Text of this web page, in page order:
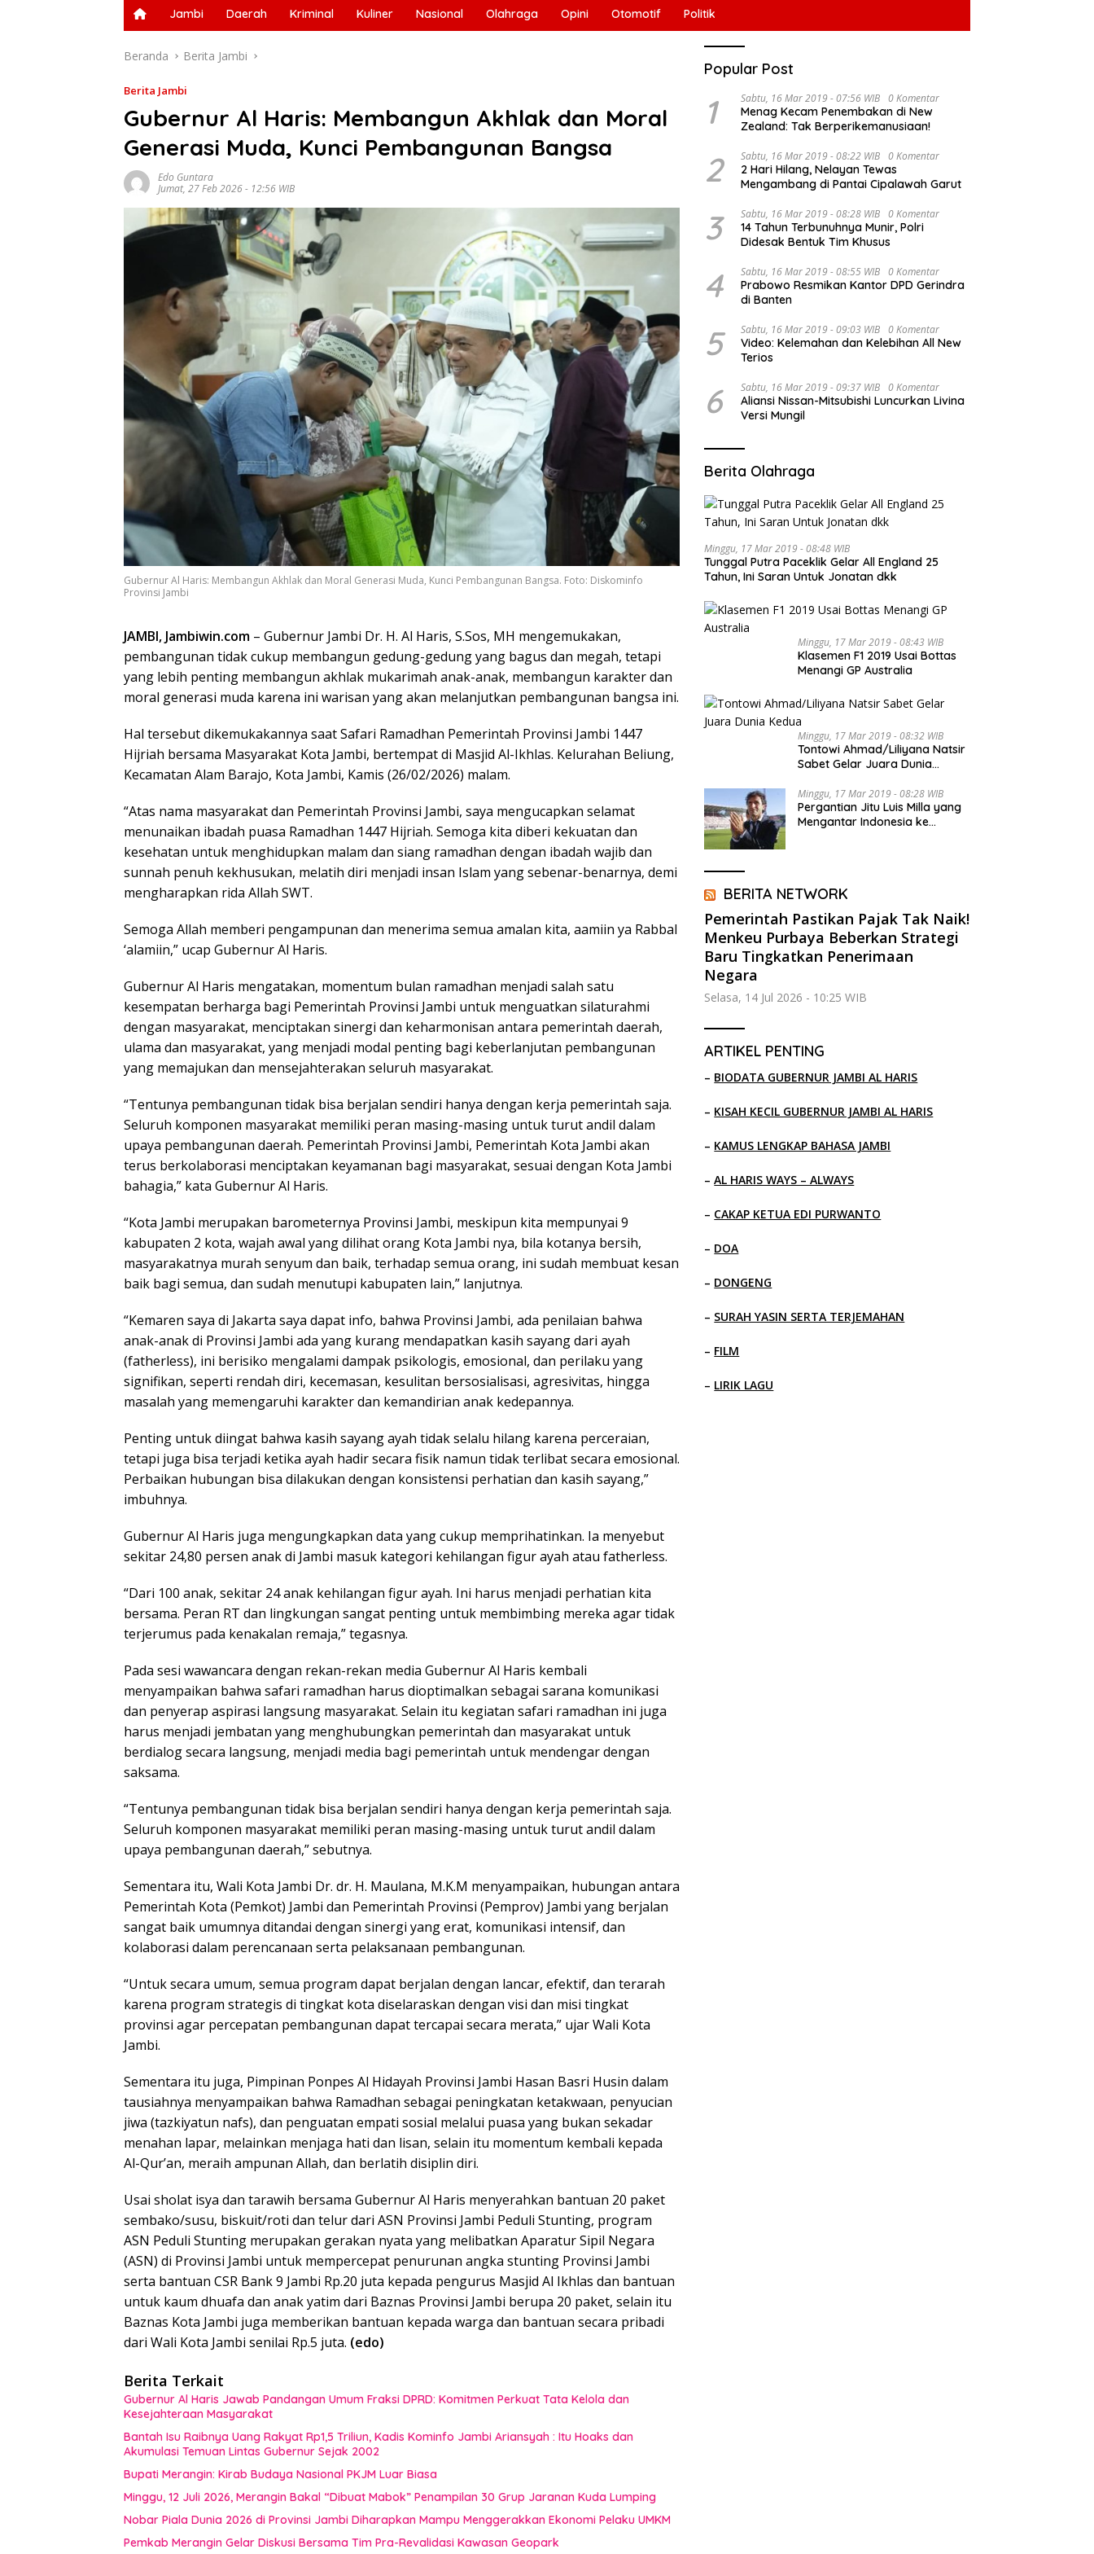
Jambi Daerah Kriminal Kuliner Nasional Olahraga Opini Otomotif Politik
Beranda Berita Jambi
Berita Jambi
Gubernur Al Haris: Membangun Akhlak dan Moral
Generasi Muda, Kunci Pembangunan Bangsa
Edo Guntara
Jumat, 27 Feb 2026 - 12:56 WIB
Gubernur Al Haris: Membangun Akhlak dan Moral Generasi Muda, Kunci Pembangunan Bangsa. Foto: Diskominfo
Provinsi Jambi
JAMBI, Jambiwin.com – Gubernur Jambi Dr. H. Al Haris, S.Sos, MH mengemukakan,
pembangunan tidak cukup membangun gedung-gedung yang bagus dan megah, tetapi
yang lebih penting membangun akhlak mukarimah anak-anak, membangun karakter dan
moral generasi muda karena ini warisan yang akan melanjutkan pembangunan bangsa ini.
Hal tersebut dikemukakannya saat Safari Ramadhan Pemerintah Provinsi Jambi 1447
Hijriah bersama Masyarakat Kota Jambi, bertempat di Masjid Al-Ikhlas. Kelurahan Beliung,
Kecamatan Alam Barajo, Kota Jambi, Kamis (26/02/2026) malam.
“Atas nama masyarakat dan Pemerintah Provinsi Jambi, saya mengucapkan selamat
menunaikan ibadah puasa Ramadhan 1447 Hijriah. Semoga kita diberi kekuatan dan
kesehatan untuk menghidupkan malam dan siang ramadhan dengan ibadah wajib dan
sunnah penuh kekhusukan, melatih diri menjadi insan Islam yang sebenar-benarnya, demi
mengharapkan rida Allah SWT.
Semoga Allah memberi pengampunan dan menerima semua amalan kita, aamiin ya Rabbal
‘alamiin,” ucap Gubernur Al Haris.
Gubernur Al Haris mengatakan, momentum bulan ramadhan menjadi salah satu
kesempatan berharga bagi Pemerintah Provinsi Jambi untuk menguatkan silaturahmi
dengan masyarakat, menciptakan sinergi dan keharmonisan antara pemerintah daerah,
ulama dan masyarakat, yang menjadi modal penting bagi keberlanjutan pembangunan
yang memajukan dan mensejahterakan seluruh masyarakat.
“Tentunya pembangunan tidak bisa berjalan sendiri hanya dengan kerja pemerintah saja.
Seluruh komponen masyarakat memiliki peran masing-masing untuk turut andil dalam
upaya pembangunan daerah. Pemerintah Provinsi Jambi, Pemerintah Kota Jambi akan
terus berkolaborasi menciptakan keyamanan bagi masyarakat, sesuai dengan Kota Jambi
bahagia,” kata Gubernur Al Haris.
“Kota Jambi merupakan barometernya Provinsi Jambi, meskipun kita mempunyai 9
kabupaten 2 kota, wajah awal yang dilihat orang Kota Jambi nya, bila kotanya bersih,
masyarakatnya murah senyum dan baik, terhadap semua orang, ini sudah membuat kesan
baik bagi semua, dan sudah menutupi kabupaten lain,” lanjutnya.
“Kemaren saya di Jakarta saya dapat info, bahwa Provinsi Jambi, ada penilaian bahwa
anak-anak di Provinsi Jambi ada yang kurang mendapatkan kasih sayang dari ayah
(fatherless), ini berisiko mengalami dampak psikologis, emosional, dan perilaku yang
signifikan, seperti rendah diri, kecemasan, kesulitan bersosialisasi, agresivitas, hingga
masalah yang memengaruhi karakter dan kemandirian anak kedepannya.
Penting untuk diingat bahwa kasih sayang ayah tidak selalu hilang karena perceraian,
tetapi juga bisa terjadi ketika ayah hadir secara fisik namun tidak terlibat secara emosional.
Perbaikan hubungan bisa dilakukan dengan konsistensi perhatian dan kasih sayang,”
imbuhnya.
Gubernur Al Haris juga mengungkapkan data yang cukup memprihatinkan. Ia menyebut
sekitar 24,80 persen anak di Jambi masuk kategori kehilangan figur ayah atau fatherless.
“Dari 100 anak, sekitar 24 anak kehilangan figur ayah. Ini harus menjadi perhatian kita
bersama. Peran RT dan lingkungan sangat penting untuk membimbing mereka agar tidak
terjerumus pada kenakalan remaja,” tegasnya.
Pada sesi wawancara dengan rekan-rekan media Gubernur Al Haris kembali
menyampaikan bahwa safari ramadhan harus dioptimalkan sebagai sarana komunikasi
dan penyerap aspirasi langsung masyarakat. Selain itu kegiatan safari ramadhan ini juga
harus menjadi jembatan yang menghubungkan pemerintah dan masyarakat untuk
berdialog secara langsung, menjadi media bagi pemerintah untuk mendengar dengan
saksama.
“Tentunya pembangunan tidak bisa berjalan sendiri hanya dengan kerja pemerintah saja.
Seluruh komponen masyarakat memiliki peran masing-masing untuk turut andil dalam
upaya pembangunan daerah,” sebutnya.
Sementara itu, Wali Kota Jambi Dr. dr. H. Maulana, M.K.M menyampaikan, hubungan antara
Pemerintah Kota (Pemkot) Jambi dan Pemerintah Provinsi (Pemprov) Jambi yang berjalan
sangat baik umumnya ditandai dengan sinergi yang erat, komunikasi intensif, dan
kolaborasi dalam perencanaan serta pelaksanaan pembangunan.
“Untuk secara umum, semua program dapat berjalan dengan lancar, efektif, dan terarah
karena program strategis di tingkat kota diselaraskan dengan visi dan misi tingkat
provinsi agar percepatan pembangunan dapat tercapai secara merata,” ujar Wali Kota
Jambi.
Sementara itu juga, Pimpinan Ponpes Al Hidayah Provinsi Jambi Hasan Basri Husin dalam
tausiahnya menyampaikan bahwa Ramadhan sebagai peningkatan ketakwaan, penyucian
jiwa (tazkiyatun nafs), dan penguatan empati sosial melalui puasa yang bukan sekadar
menahan lapar, melainkan menjaga hati dan lisan, selain itu momentum kembali kepada
Al-Qur’an, meraih ampunan Allah, dan berlatih disiplin diri.
Usai sholat isya dan tarawih bersama Gubernur Al Haris menyerahkan bantuan 20 paket
sembako/susu, biskuit/roti dan telur dari ASN Provinsi Jambi Peduli Stunting, program
ASN Peduli Stunting merupakan gerakan nyata yang melibatkan Aparatur Sipil Negara
(ASN) di Provinsi Jambi untuk mempercepat penurunan angka stunting Provinsi Jambi
serta bantuan CSR Bank 9 Jambi Rp.20 juta kepada pengurus Masjid Al Ikhlas dan bantuan
untuk kaum dhuafa dan anak yatim dari Baznas Provinsi Jambi berupa 20 paket, selain itu
Baznas Kota Jambi juga memberikan bantuan kepada warga dan bantuan secara pribadi
dari Wali Kota Jambi senilai Rp.5 juta. (edo)
Berita Terkait
Gubernur Al Haris Jawab Pandangan Umum Fraksi DPRD: Komitmen Perkuat Tata Kelola dan
Kesejahteraan Masyarakat
Bantah Isu Raibnya Uang Rakyat Rp1,5 Triliun, Kadis Kominfo Jambi Ariansyah : Itu Hoaks dan
Akumulasi Temuan Lintas Gubernur Sejak 2002
Bupati Merangin: Kirab Budaya Nasional PKJM Luar Biasa
Minggu, 12 Juli 2026, Merangin Bakal “Dibuat Mabok” Penampilan 30 Grup Jaranan Kuda Lumping
Nobar Piala Dunia 2026 di Provinsi Jambi Diharapkan Mampu Menggerakkan Ekonomi Pelaku UMKM
Pemkab Merangin Gelar Diskusi Bersama Tim Pra-Revalidasi Kawasan Geopark
Popular Post
1 Sabtu, 16 Mar 2019 - 07:56 WIB 0 Komentar
Menag Kecam Penembakan di New
Zealand: Tak Berperikemanusiaan!
2 Sabtu, 16 Mar 2019 - 08:22 WIB 0 Komentar
2 Hari Hilang, Nelayan Tewas
Mengambang di Pantai Cipalawah Garut
3 Sabtu, 16 Mar 2019 - 08:28 WIB 0 Komentar
14 Tahun Terbunuhnya Munir, Polri
Didesak Bentuk Tim Khusus
4 Sabtu, 16 Mar 2019 - 08:55 WIB 0 Komentar
Prabowo Resmikan Kantor DPD Gerindra
di Banten
5 Sabtu, 16 Mar 2019 - 09:03 WIB 0 Komentar
Video: Kelemahan dan Kelebihan All New
Terios
6 Sabtu, 16 Mar 2019 - 09:37 WIB 0 Komentar
Aliansi Nissan-Mitsubishi Luncurkan Livina
Versi Mungil
Berita Olahraga
Minggu, 17 Mar 2019 - 08:48 WIB
Tunggal Putra Paceklik Gelar All England 25
Tahun, Ini Saran Untuk Jonatan dkk
Minggu, 17 Mar 2019 - 08:43 WIB
Klasemen F1 2019 Usai Bottas
Menangi GP Australia
Minggu, 17 Mar 2019 - 08:32 WIB
Tontowi Ahmad/Liliyana Natsir
Sabet Gelar Juara Dunia
Minggu, 17 Mar 2019 - 08:28 WIB
Pergantian Jitu Luis Milla yang
Mengantar Indonesia ke
BERITA NETWORK
Pemerintah Pastikan Pajak Tak Naik!
Menkeu Purbaya Beberkan Strategi
Baru Tingkatkan Penerimaan
Negara
Selasa, 14 Jul 2026 - 10:25 WIB
ARTIKEL PENTING
– BIODATA GUBERNUR JAMBI AL HARIS
– KISAH KECIL GUBERNUR JAMBI AL HARIS
– KAMUS LENGKAP BAHASA JAMBI
–AL HARIS WAYS – ALWAYS
– CAKAP KETUA EDI PURWANTO
– DOA
– DONGENG
– SURAH YASIN SERTA TERJEMAHAN
– FILM
– LIRIK LAGU